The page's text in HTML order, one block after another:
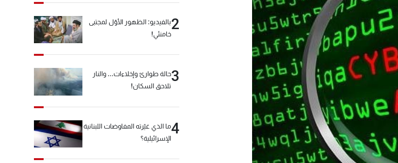
2بالفيديو: الظهور الأوّل لمجتبى
خامنئي!
3حالة طوارئ وإخلاءات... والنار
تلاحق السكان!
4ما الذي غيّرته المفاوضات اللبنانية
الإسرائيلية؟